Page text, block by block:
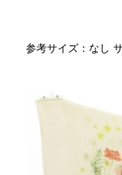
参考サイズ：なし